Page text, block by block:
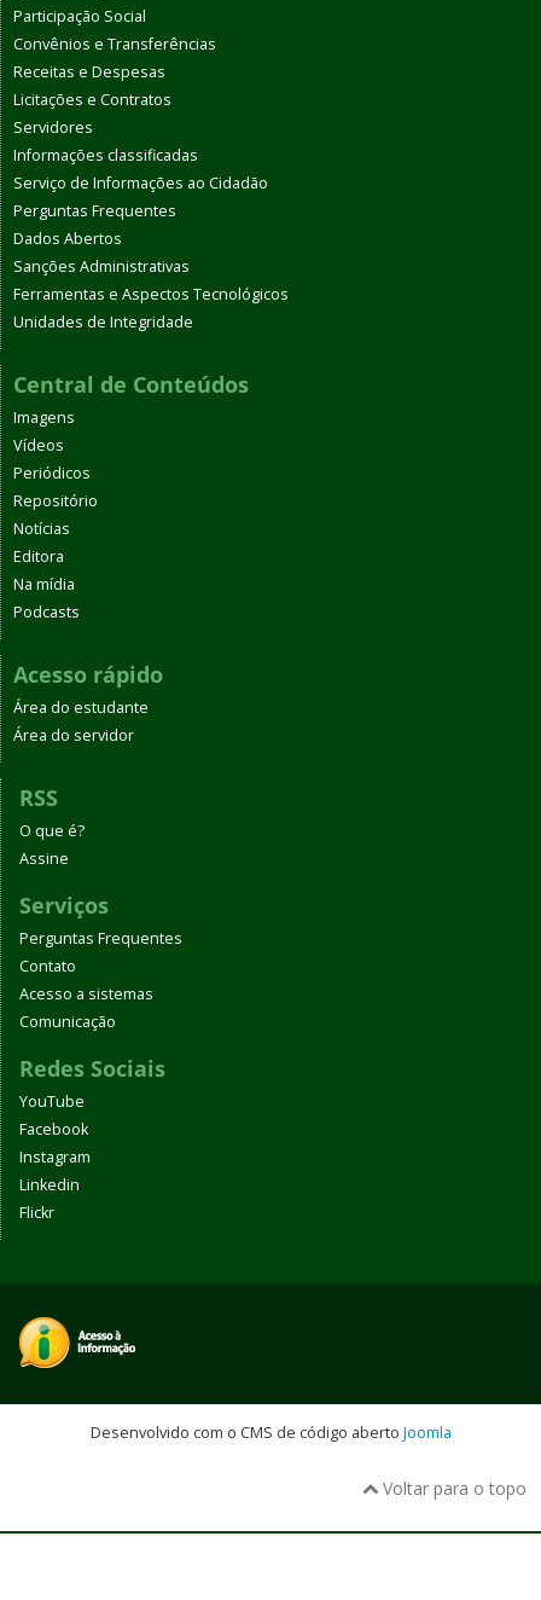
Participação Social
Convênios e Transferências
Receitas e Despesas
Licitações e Contratos
Servidores
Informações classificadas
Serviço de Informações ao Cidadão
Perguntas Frequentes
Dados Abertos
Sanções Administrativas
Ferramentas e Aspectos Tecnológicos
Unidades de Integridade
Central de Conteúdos
Imagens
Vídeos
Periódicos
Repositório
Notícias
Editora
Na mídia
Podcasts
Acesso rápido
Área do estudante
Área do servidor
RSS
O que é?
Assine
Serviços
Perguntas Frequentes
Contato
Acesso a sistemas
Comunicação
Redes Sociais
YouTube
Facebook
Instagram
Linkedin
Flickr
Desenvolvido com o CMS de código aberto Joomla
Voltar para o topo